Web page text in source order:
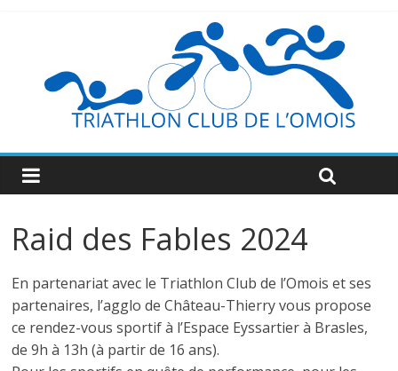
Raid des Fables 2024
En partenariat avec le Triathlon Club de l’Omois et ses
partenaires, l’agglo de Château-Thierry vous propose
ce rendez-vous sportif à l’Espace Eyssartier à Brasles,
de 9h à 13h (à partir de 16 ans).